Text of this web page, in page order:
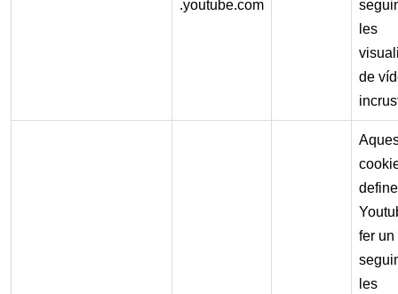
.youtube.com
les
de
fer un
les